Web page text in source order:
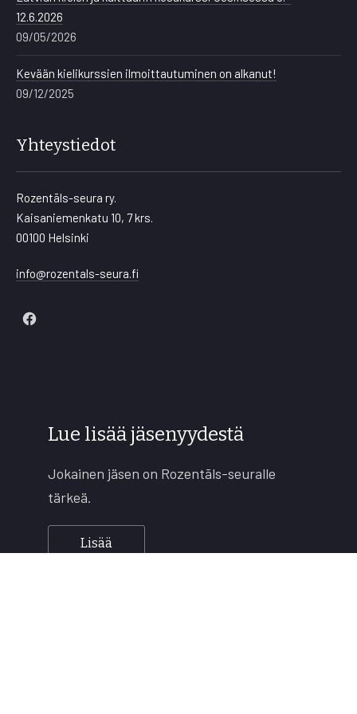
12.6.2026
09/05/2026
Kevään kielikurssien ilmoittautuminen on alkanut!
09/12/2025
Yhteystiedot
Rozentāls-seura ry.
Kaisaniemenkatu 10, 7 krs.
00100 Helsinki
info@rozentals-seura.fi
New
Lue lisää jäsenyydestä
Jokainen jäsen on Rozentāls-seuralle
tärkeä.
Lisää